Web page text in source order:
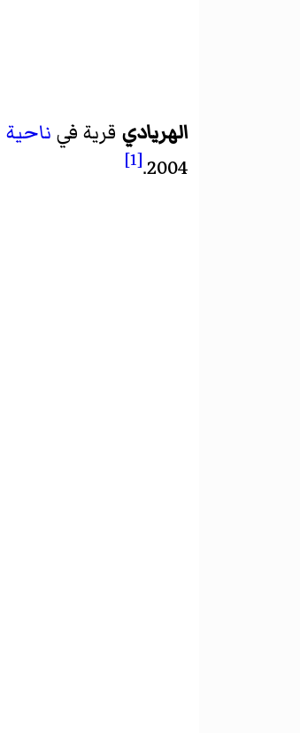
الهريادي قرية في ناحية
2004.
[1]